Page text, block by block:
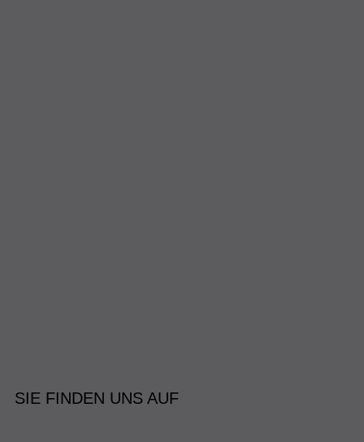
SIE FINDEN UNS AUF